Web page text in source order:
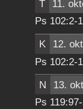
T
11.
Ps 102:2-
K
12.
Ps 102:2-
N
13.
Ps